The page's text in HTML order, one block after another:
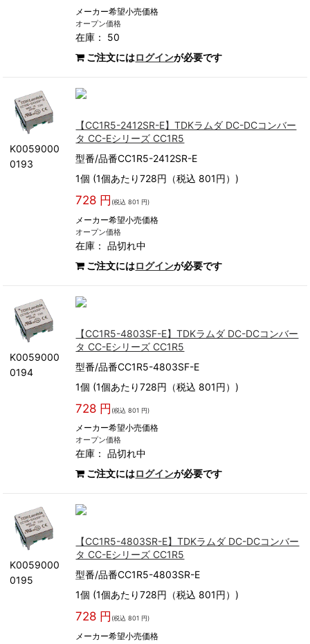
メーカー希望小売価格
オープン価格
在庫： 50
ご注文にはログインが必要です
K0059000
0193
【CC1R5-2412SR-E】TDKラムダ DC-DCコンバー
タ CC-Eシリーズ CC1R5
型番/品番CC1R5-2412SR-E
1個 (1個あたり728円（税込 801円）)
728 円 (税込 801 円)
メーカー希望小売価格
オープン価格
在庫：品切れ中
ご注文にはログインが必要です
K0059000
0194
【CC1R5-4803SF-E】TDKラムダ DC-DCコンバー
タ CC-Eシリーズ CC1R5
型番/品番CC1R5-4803SF-E
1個 (1個あたり728円（税込 801円）)
728 円 (税込 801 円)
メーカー希望小売価格
オープン価格
在庫：品切れ中
ご注文にはログインが必要です
K0059000
0195
【CC1R5-4803SR-E】TDKラムダ DC-DCコンバー
タ CC-Eシリーズ CC1R5
型番/品番CC1R5-4803SR-E
1個 (1個あたり728円（税込 801円）)
728 円 (税込 801 円)
メーカー希望小売価格